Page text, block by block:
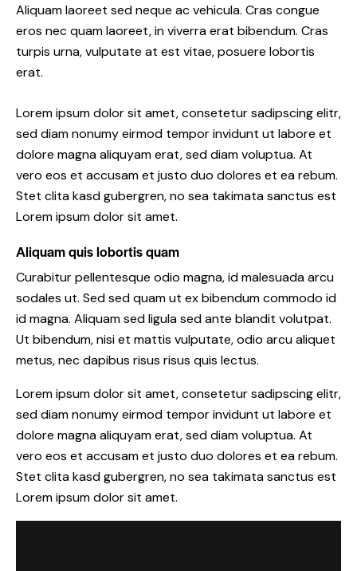
Aliquam laoreet sed neque ac vehicula. Cras congue
eros nec quam laoreet, in viverra erat bibendum. Cras
turpis urna, vulputate at est vitae, posuere lobortis
erat.
Lorem ipsum dolor sit amet, consetetur sadipscing elitr,
sed diam nonumy eirmod tempor invidunt ut labore et
dolore magna aliquyam erat, sed diam voluptua. At
vero eos et accusam et justo duo dolores et ea rebum.
Stet clita kasd gubergren, no sea takimata sanctus est
Lorem ipsum dolor sit amet.
Aliquam quis lobortis quam
Curabitur pellentesque odio magna, id malesuada arcu
sodales ut. Sed sed quam ut ex bibendum commodo id
id magna. Aliquam sed ligula sed ante blandit volutpat.
Ut bibendum, nisi et mattis vulputate, odio arcu aliquet
metus, nec dapibus risus risus quis lectus.
Lorem ipsum dolor sit amet, consetetur sadipscing elitr,
sed diam nonumy eirmod tempor invidunt ut labore et
dolore magna aliquyam erat, sed diam voluptua. At
vero eos et accusam et justo duo dolores et ea rebum.
Stet clita kasd gubergren, no sea takimata sanctus est
Lorem ipsum dolor sit amet.